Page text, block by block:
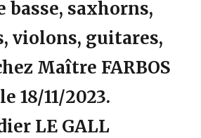
basse, saxhorns,
violons, guitares,
Maître FARBOS
18/11/2023.
LE GALL